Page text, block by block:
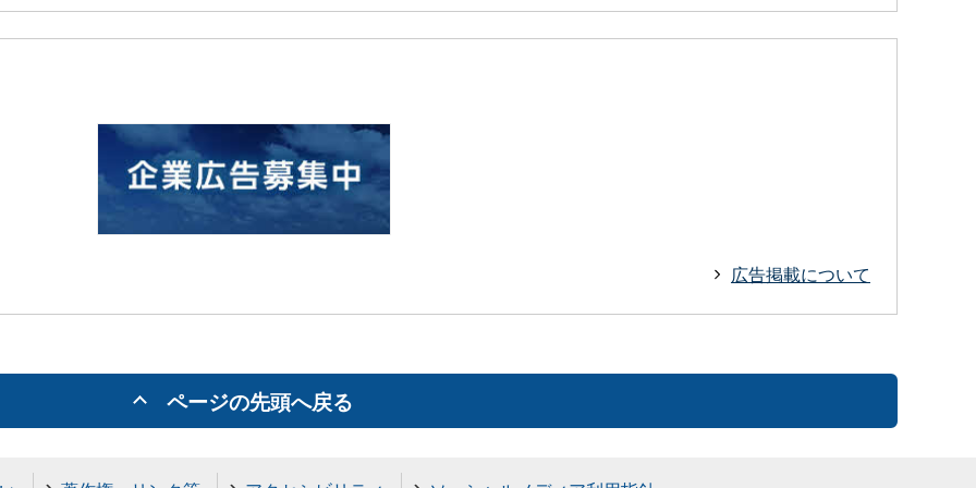
広告掲載について
ページの先頭へ戻る